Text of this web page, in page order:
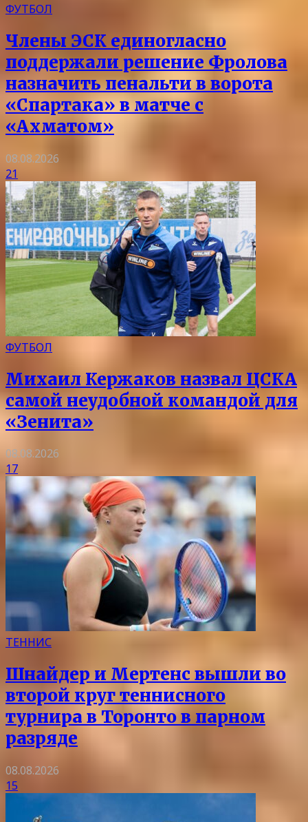
ФУТБОЛ
Члены ЭСК единогласно
поддержали решение Фролова
назначить пенальти в ворота
«Спартака» в матче с
«Ахматом»
08.08.2026
21
ФУТБОЛ
Михаил Кержаков назвал ЦСКА
самой неудобной командой для
«Зенита»
08.08.2026
17
ТЕННИС
Шнайдер и Мертенс вышли во
второй круг теннисного
турнира в Торонто в парном
разряде
08.08.2026
15